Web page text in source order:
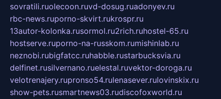
sovratili.ruolecoon.ruvd-dosug.ruadonyev.ru
rbc-news.ruporno-skvirt.rukrospr.ru
13autor-kolonka.rusormol.ru2rich.ruhostel-65.ru
hostserve.ruporno-na-russkom.rumishinlab.ru
neznobi.rubigfatcc.ruhabble.rustarbucksvia.ru
delfinet.rusilvernano.ruelestal.ruvektor-doroga.ru
velotrenajery.rupronso54.rulenasever.rulovinskix.ru
show-pets.rusmartnews03.rudiscofoxworld.ru